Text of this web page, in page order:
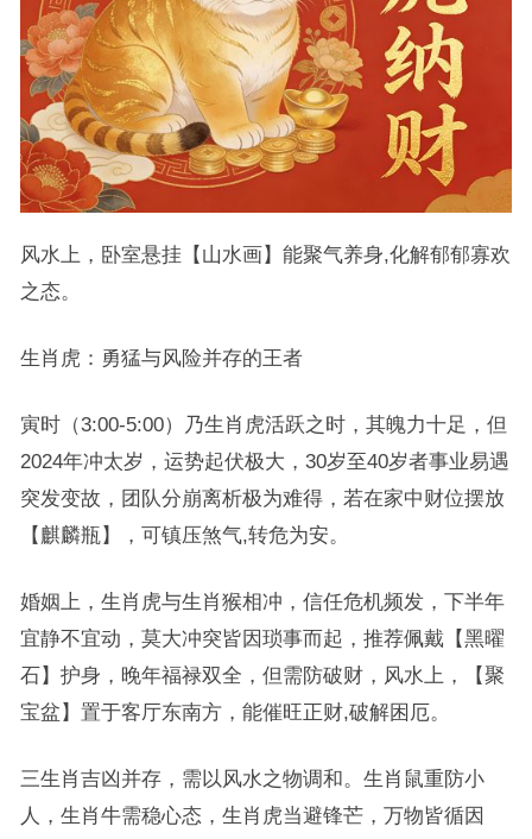
风水上，卧室悬挂【山水画】能聚气养身,化解郁郁寡欢
之态。
生肖虎：勇猛与风险并存的王者
寅时（3:00-5:00）乃生肖虎活跃之时，其魄力十足，但
2024年冲太岁，运势起伏极大，30岁至40岁者事业易遇
突发变故，团队分崩离析极为难得，若在家中财位摆放
【麒麟瓶】，可镇压煞气,转危为安。
婚姻上，生肖虎与生肖猴相冲，信任危机频发，下半年
宜静不宜动，莫大冲突皆因琐事而起，推荐佩戴【黑曜
石】护身，晚年福禄双全，但需防破财，风水上，【聚
宝盆】置于客厅东南方，能催旺正财,破解困厄。
三生肖吉凶并存，需以风水之物调和。生肖鼠重防小
人，生肖牛需稳心态，生肖虎当避锋芒，万物皆循因